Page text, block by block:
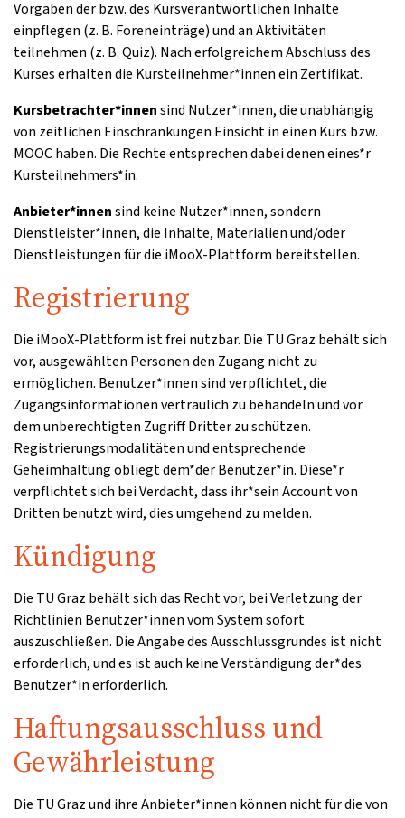
Vorgaben der bzw. des Kursverantwortlichen Inhalte
einpflegen (z. B. Foreneinträge) und an Aktivitäten
teilnehmen (z. B. Quiz). Nach erfolgreichem Abschluss des
Kurses erhalten die Kursteilnehmer*innen ein Zertifikat.
Kursbetrachter*innensind Nutzer*innen, die unabhängig
von zeitlichen Einschränkungen Einsicht in einen Kurs bzw.
MOOC haben. Die Rechte entsprechen dabei denen eines*r
Kursteilnehmers*in.
Anbieter*innensind keine Nutzer*innen, sondern
Dienstleister*innen, die Inhalte, Materialien und/oder
Dienstleistungen für die iMooX-Plattform bereitstellen.
Registrierung
Die iMooX-Plattform ist frei nutzbar. Die TU Graz behält sich
vor, ausgewählten Personen den Zugang nicht zu
ermöglichen. Benutzer*innen sind verpflichtet, die
Zugangsinformationen vertraulich zu behandeln und vor
dem unberechtigten Zugriff Dritter zu schützen.
Registrierungsmodalitäten und entsprechende
Geheimhaltung obliegt dem*der Benutzer*in. Diese*r
verpflichtet sich bei Verdacht, dass ihr*sein Account von
Dritten benutzt wird, dies umgehend zu melden.
Kündigung
Die TU Graz behält sich das Recht vor, bei Verletzung der
Richtlinien Benutzer*innen vom System sofort
auszuschließen. Die Angabe des Ausschlussgrundes ist nicht
erforderlich, und es ist auch keine Verständigung der*des
Benutzer*in erforderlich.
Haftungsausschluss und
Gewährleistung
Die TU Graz und ihre Anbieter*innen können nicht für die von